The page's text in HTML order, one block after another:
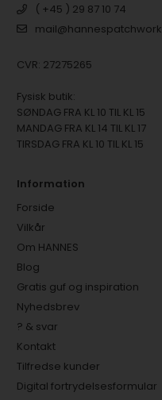
( +45 ) 29 87 10 74
CVR: 27275265
Fysisk butik:
SØNDAG FRA KL 10 TIL KL 15
MANDAG FRA KL 14 TIL KL 17
TIRSDAG FRA KL 10 TIL KL 15
Information
Forside
Vilkår
Om HANNES
Blog
Gratis guf og inspiration
Nyhedsbrev
? & svar
Kontakt
Tilfredse kunder
Digital fortrydelsesformular